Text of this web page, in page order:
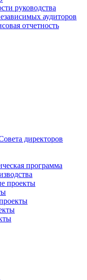
руководства
аудиторов
отчетность
директоров
программа
проекты